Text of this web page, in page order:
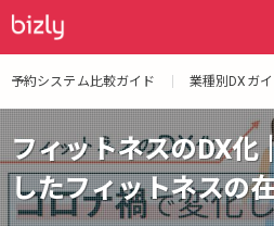
予約システム比較ガイド 業種別DXガ
フィットネスのDX化
したフィットネスの